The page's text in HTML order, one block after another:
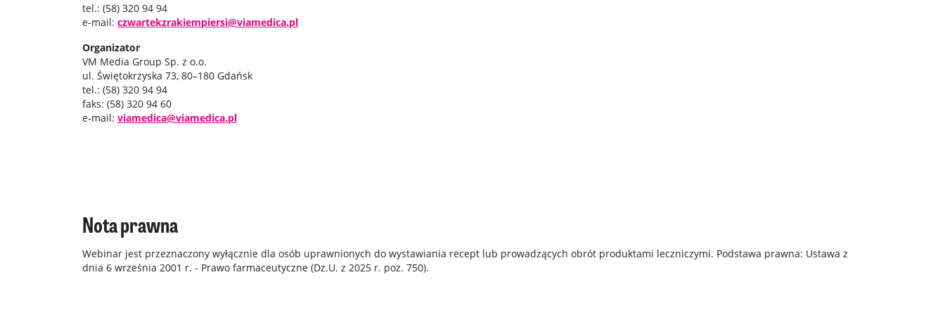
tel.: (58) 320 94 94
e-mail: czwartekzrakiempiersi@viamedica.pl
Organizator
VM Media Group Sp. z o.o.
ul. Świętokrzyska 73, 80–180 Gdańsk
tel.: (58) 320 94 94
faks: (58) 320 94 60
e-mail: viamedica@viamedica.pl
Nota prawna
Webinar jest przeznaczony wyłącznie dla osób uprawnionych do wystawiania recept lub prowadzących obrót produktami leczniczymi. Podstawa prawna: Ustawa z
dnia 6 września 2001 r. - Prawo farmaceutyczne (Dz.U. z 2025 r. poz. 750).